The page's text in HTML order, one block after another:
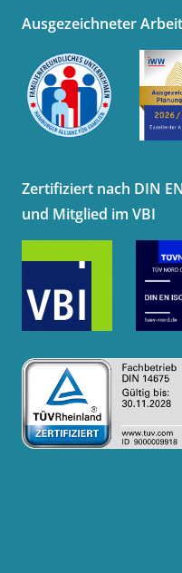
Ausgezeichneter
Zertifiziert nach DIN
und Mitglied im VBI